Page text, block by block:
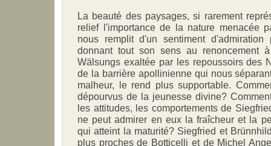
La beauté des paysages, si rarement
relief l'importance de la nature menacée
nous remplit d'un sentiment d'admiration
donnant tout son sens au renoncement
Wälsungs exaltée par les repoussoirs des
de la barrière apollinienne qui nous
malheur, le rend plus supportable.
dépourvus de la jeunesse divine?
les attitudes, les comportements de
ne peut admirer en eux la fraîcheur et la
qui atteint la maturité? Siegfried et
plus proches de Botticelli et de Michel